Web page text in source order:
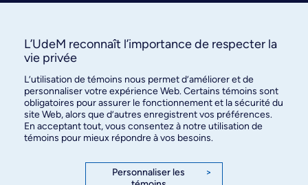
La clinique
Services
FAQ
Nous joindre
L’UdeM reconnaît l’importance de respecter la
vie privée
L’utilisation de témoins nous permet d’améliorer et de
personnaliser votre expérience Web. Certains témoins sont
obligatoires pour assurer le fonctionnement et la sécurité du
site Web, alors que d’autres enregistrent vos préférences.
En acceptant tout, vous consentez à notre utilisation de
témoins pour mieux répondre à vos besoins.
Personnaliser les
>